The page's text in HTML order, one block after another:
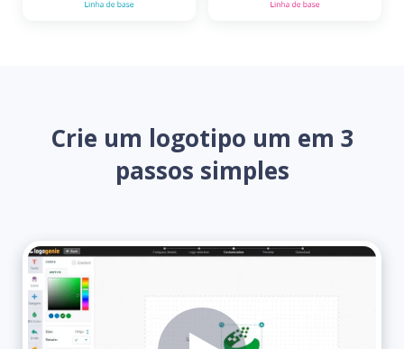
Crie um logotipo um em 3
passos simples